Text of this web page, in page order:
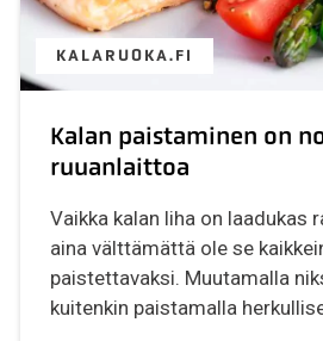
KALARUOKA.FI
Kalan paistaminen on
ruuanlaittoa
Vaikka kalan liha on laadukas
aina välttämättä ole se
paistettavaksi. Muutamalla
kuitenkin paistamalla